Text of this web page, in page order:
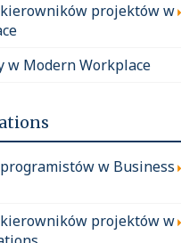
projektów w
w Modern Workplace
w Business
projektów w